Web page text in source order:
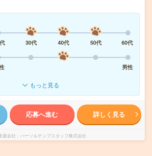
30代 40代 50代
60代
男性
もっと見る
応募へ進む 詳しく見る
遣会社 パーソルテンプスタッフ株式会社